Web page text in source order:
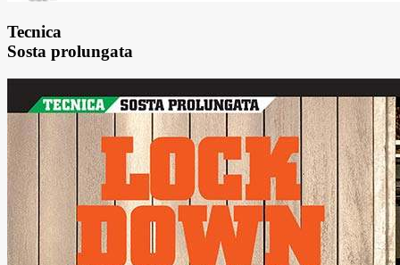
Tecnica
Sosta prolungata